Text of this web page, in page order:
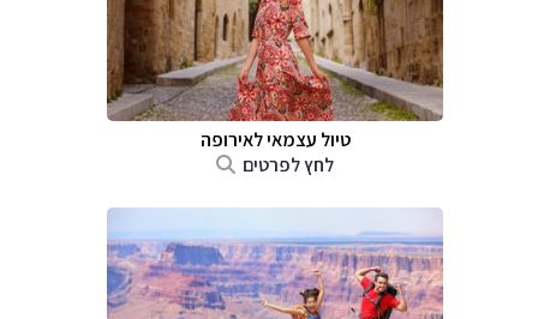
טיול עצמאי לאירופה
לחץ לפרטים